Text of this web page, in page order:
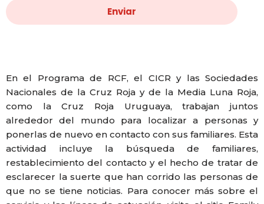
En el Programa de RCF, el CICR y las Sociedades
Nacionales de la Cruz Roja y de la Media Luna Roja,
como la Cruz Roja Uruguaya, trabajan juntos
alrededor del mundo para localizar a personas y
ponerlas de nuevo en contacto con sus familiares. Esta
actividad incluye la búsqueda de familiares,
restablecimiento del contacto y el hecho de tratar de
esclarecer la suerte que han corrido las personas de
que no se tiene noticias. Para conocer más sobre el